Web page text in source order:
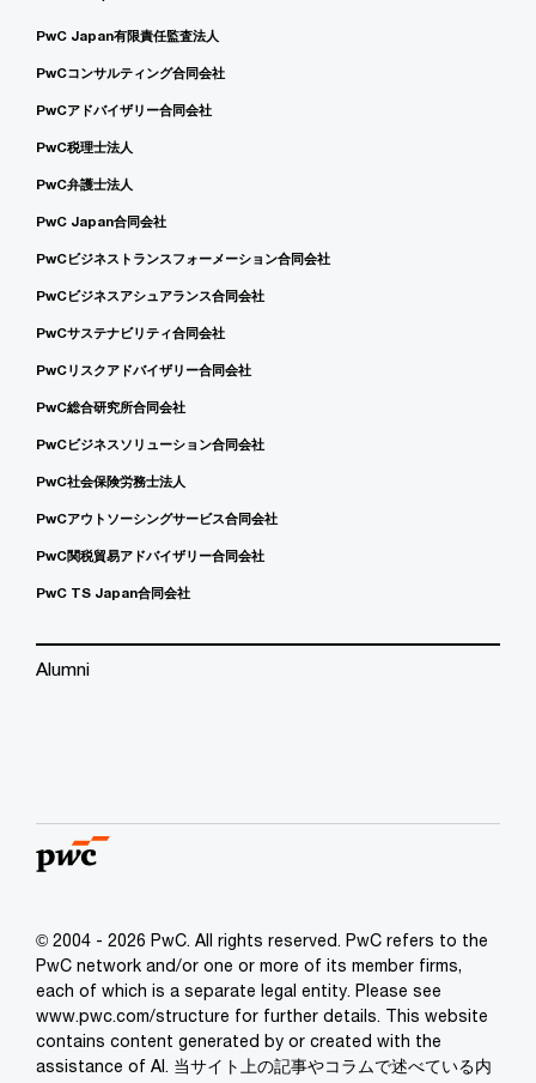
PwC Japan有限責任監査法人
PwCコンサルティング合同会社
PwCアドバイザリー合同会社
PwC税理士法人
PwC弁護士法人
PwC Japan合同会社
PwCビジネストランスフォーメーション合同会社
PwCビジネスアシュアランス合同会社
PwCサステナビリティ合同会社
PwCリスクアドバイザリー合同会社
PwC総合研究所合同会社
PwCビジネスソリューション合同会社
PwC社会保険労務士法人
PwCアウトソーシングサービス合同会社
PwC関税貿易アドバイザリー合同会社
PwC TS Japan合同会社
Alumni
© 2004 - 2026 PwC. All rights reserved. PwC refers to the
PwC network and/or one or more of its member firms,
each of which is a separate legal entity. Please see
www.pwc.com/structure for further details. This website
contains content generated by or created with the
assistance of AI. 当サイト上の記事やコラムで述べている内